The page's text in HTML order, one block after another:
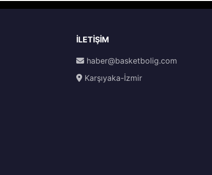
İLETIŞIM
haber@basketbolig.com
Karşıyaka-İzmir